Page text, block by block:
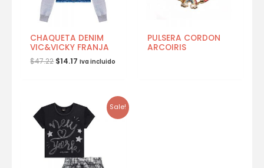
CHAQUETA DENIM
VIC&VICKY FRANJA
$47.22 $14.17 Iva incluido
PULSERA CORDON
ARCOIRIS
Sale!